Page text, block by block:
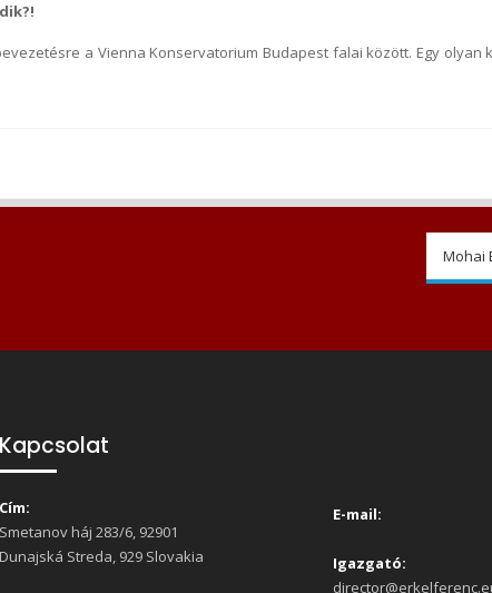
a Vienna Konservatorium Budapest falai között. Egy olyan
Mohai
Kapcsolat
Cím:
Smetanov háj 283/6, 92901
Dunajská Streda, 929 Slovakia
E-mail:
Igazgató: